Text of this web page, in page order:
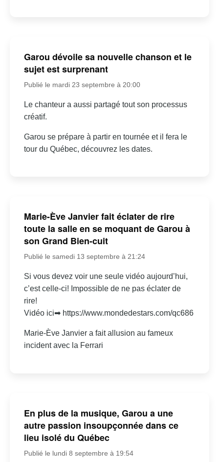
Garou dévoile sa nouvelle chanson et le
sujet est surprenant
Publié le mardi 23 septembre à 20:00
Le chanteur a aussi partagé tout son processus
créatif.
Garou se prépare à partir en tournée et il fera le
tour du Québec, découvrez les dates.
Marie-Ève Janvier fait éclater de rire
toute la salle en se moquant de Garou à
son Grand Bien-cuit
Publié le samedi 13 septembre à 21:24
Si vous devez voir une seule vidéo aujourd’hui,
c’est celle-ci! Impossible de ne pas éclater de
rire!
Vidéo ici➡ https://www.mondedestars.com/qc686
Marie-Ève Janvier a fait allusion au fameux
incident avec la Ferrari
En plus de la musique, Garou a une
autre passion insoupçonnée dans ce
lieu isolé du Québec
Publié le lundi 8 septembre à 19:54